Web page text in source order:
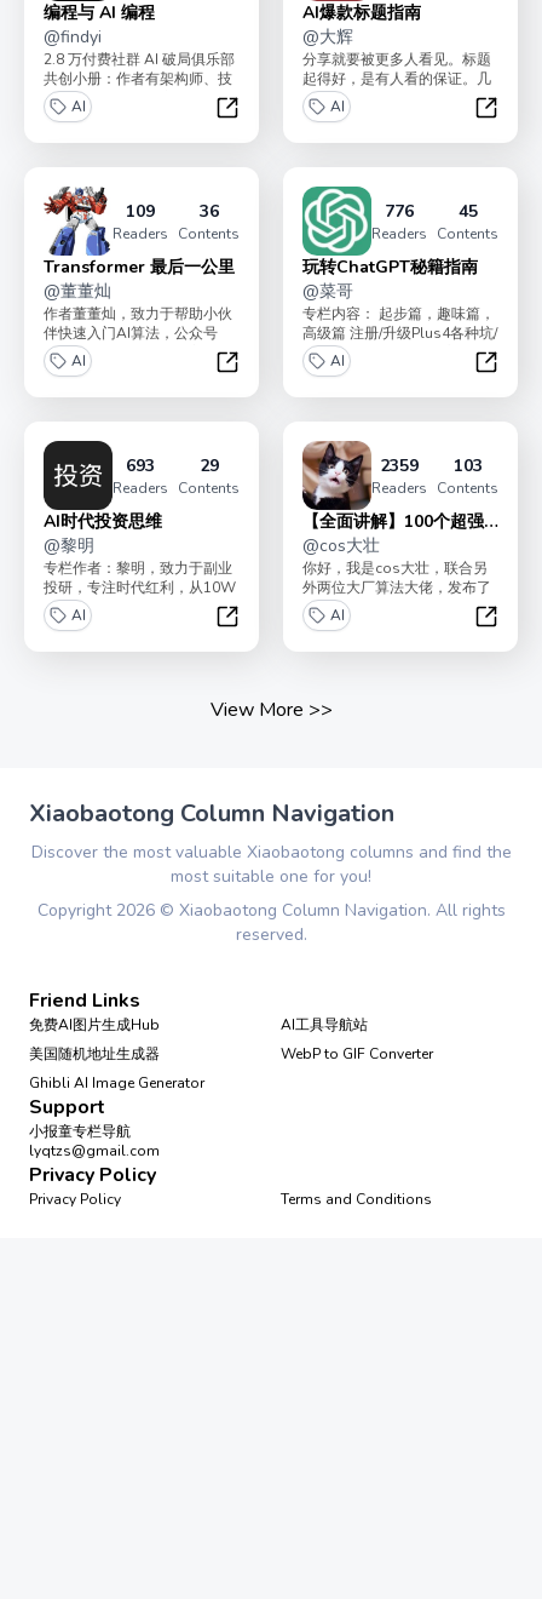
编程与 AI 编程
@findyi
2.8 万付费社群 AI 破局俱乐部
共创小册：作者有架构师、技
术负责人、大厂程序员等，旨
在帮助程序员...
AI
编程与 AI 编程
AI爆款标题指南
@大辉
分享就要被更多人看见。标题
起得好，是有人看的保证。几
百阅读和几万阅读，只差一个
好标题。小册有四个专栏...
AI
AI爆
109
Readers
36
Contents
Transformer 最后一公里
@董董灿
作者董董灿，致力于帮助小伙
伴快速入门AI算法，公众号
《董董灿是个攻城狮》主理
人。基于Transfor...
AI
Transformer 最后一公里
776
Readers
45
Contents
玩转ChatGPT秘籍指南
@菜哥
专栏内容： 起步篇，趣味篇，
高级篇 注册/升级Plus4各种坑/
让GPT生图片/GPT4生高清图...
AI
玩转
693
Readers
29
Contents
AI时代投资思维
@黎明
专栏作者：黎明，致力于副业
投研，专注时代红利，从10W
本金起步到收益超8位数，曾
初期便投资特斯拉、美...
AI
AI时代投资思维
2359
Readers
103
Contents
【全面讲解】100个超强
机器学习模型
@cos大壮
你好，我是cos大壮，联合另
外两位大厂算法大佬，发布了
《100个超强机器学习算法模
型》！最近，全网突...
AI
【全
View More >>
Xiaobaotong Column Navigation
Discover the most valuable Xiaobaotong columns and find the
most suitable one for you!
Copyright 2026© Xiaobaotong Column Navigation. All rights
reserved.
Friend Links
免费AI图片生成Hub
AI工具导航站
美国随机地址生成器
WebP to GIF Converter
Ghibli AI Image Generator
Support
小报童专栏导航
lyqtzs@gmail.com
Privacy Policy
Privacy Policy Terms and Conditions